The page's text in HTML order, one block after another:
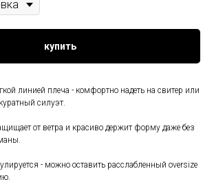
купить
линией плеча - комфортно надеть на свитер или
силуэт.
от ветра и красиво держит форму даже без
- можно оставить расслабленный oversize